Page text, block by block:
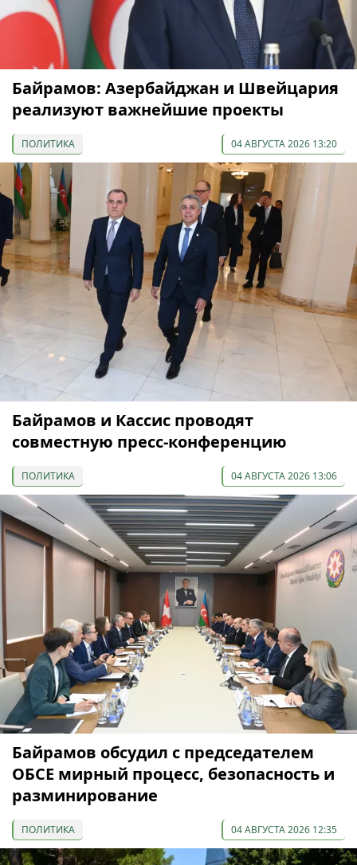
Байрамов: Азербайджан и Швейцария
реализуют важнейшие проекты
ПОЛИТИКА 04 АВГУСТА 2026 13:20
Байрамов и Кассис проводят
совместную пресс-конференцию
ПОЛИТИКА 04 АВГУСТА 2026 13:06
Байрамов обсудил с председателем
ОБСЕ мирный процесс, безопасность и
разминирование
ПОЛИТИКА 04 АВГУСТА 2026 12:35